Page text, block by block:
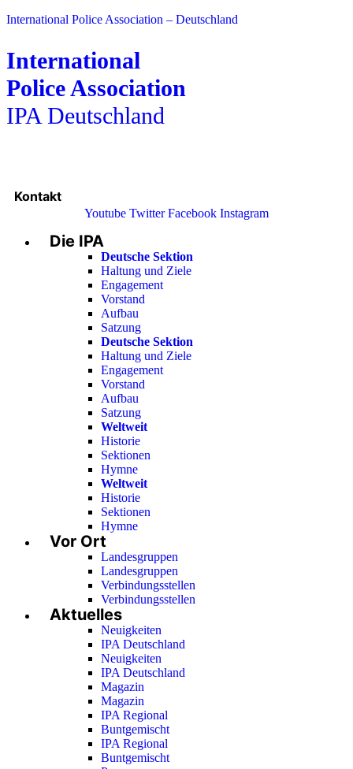
International Police Association – Deutschland
International
Police Association
IPA Deutschland
Kontakt
Youtube Twitter Facebook Instagram
Menu
Die IPA
Deutsche Sektion
Haltung und Ziele
Engagement
Vorstand
Aufbau
Satzung
Deutsche Sektion
Haltung und Ziele
Engagement
Vorstand
Aufbau
Satzung
Weltweit
Historie
Sektionen
Hymne
Weltweit
Historie
Sektionen
Hymne
Vor Ort
Landesgruppen
Landesgruppen
Verbindungsstellen
Verbindungsstellen
Aktuelles
Neuigkeiten
IPA Deutschland
Neuigkeiten
IPA Deutschland
Magazin
Magazin
IPA Regional
Buntgemischt
IPA Regional
Buntgemischt